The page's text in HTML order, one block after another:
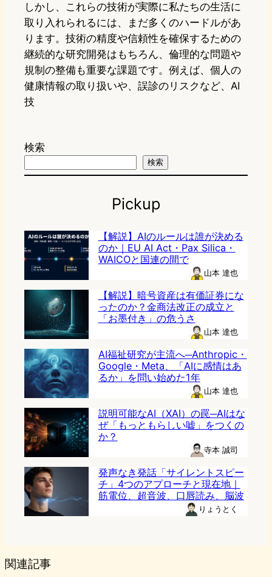
しかし、これらの技術が実際に私たちの生活に
取り入れられるには、まだ多くのハードルがあ
ります。技術の精度や信頼性を確保するための
継続的な研究開発はもちろん、倫理的な問題や
規制の整備も重要な課題です。例えば、個人の
健康情報の取り扱いや、誤診のリスクなど、AI
技
検索
検索
Pickup
【解説】AIのルールは誰が決める
のか｜EU AI Act・Pax Silica・
WAICOと国連の間で
山本 達也
【解説】暗号資産は有価証券にな
ったのか？金商法改正の成立と
「お墨付き」の危うさ
山本 達也
AI福祉研究が主流へ─Anthropic・
Google・Meta、「AIに感情はあ
るか」を問い始めた1年
山本 達也
説明可能なAI（XAI）の罠─AIはな
ぜ「もっともらしい嘘」をつくの
か？
寺本 誠司
発声なき発話「サイレントスピー
チ」4つのアプローチと現在地｜
筋電位、超音波、口唇読み、脳波
りょうとく
関連記事